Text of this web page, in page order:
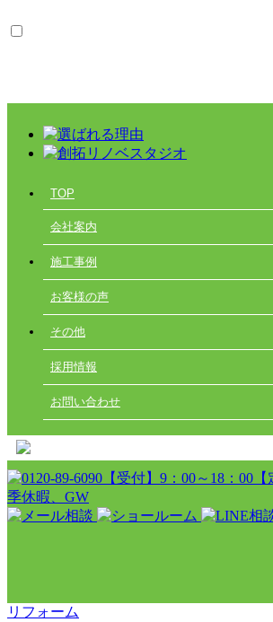
TOP
会社案内
施工事例
お客様の声
その他
採用情報
お問い合わせ
リフォーム